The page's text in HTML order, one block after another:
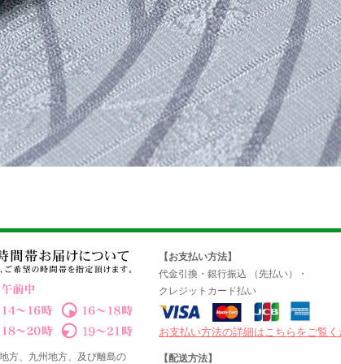
方、九州地方、及び離島の
【お支払い方法】
代金引換・銀行振込 （先払い）・
クレジットカード払い
お支払い方法の詳細はこちらをご覧
【配送方法】